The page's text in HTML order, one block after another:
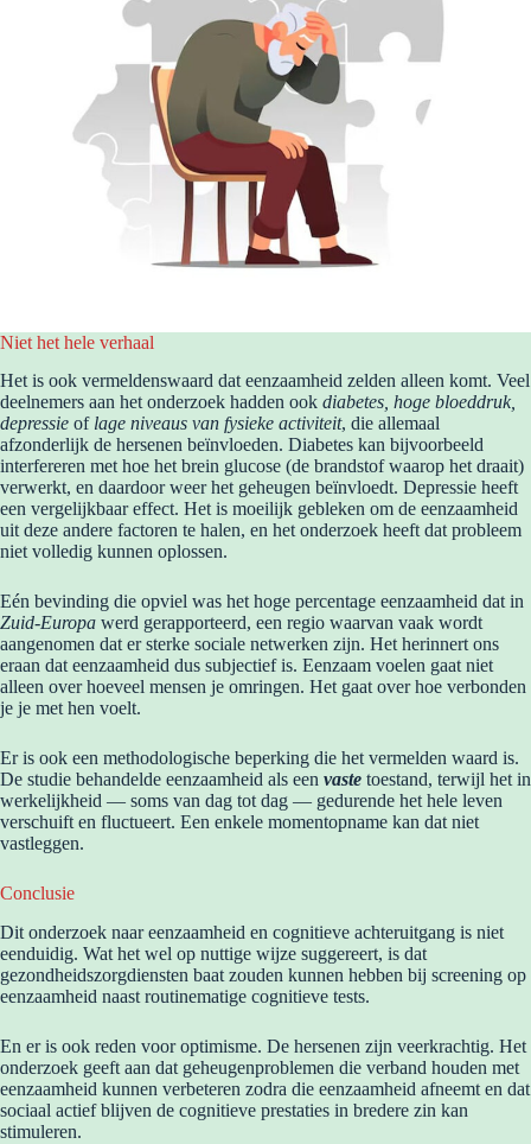
Niet het hele verhaal
Het is ook vermeldenswaard dat eenzaamheid zelden alleen komt. Veel
deelnemers aan het onderzoek hadden ook diabetes, hoge bloeddruk,
depressie of lage niveaus van fysieke activiteit, die allemaal
afzonderlijk de hersenen beïnvloeden. Diabetes kan bijvoorbeeld
interfereren met hoe het brein glucose (de brandstof waarop het draait)
verwerkt, en daardoor weer het geheugen beïnvloedt. Depressie heeft
een vergelijkbaar effect. Het is moeilijk gebleken om de eenzaamheid
uit deze andere factoren te halen, en het onderzoek heeft dat probleem
niet volledig kunnen oplossen.
Eén bevinding die opviel was het hoge percentage eenzaamheid dat in
Zuid-Europa werd gerapporteerd, een regio waarvan vaak wordt
aangenomen dat er sterke sociale netwerken zijn. Het herinnert ons
eraan dat eenzaamheid dus subjectief is. Eenzaam voelen gaat niet
alleen over hoeveel mensen je omringen. Het gaat over hoe verbonden
je je met hen voelt.
Er is ook een methodologische beperking die het vermelden waard is.
De studie behandelde eenzaamheid als een vaste toestand, terwijl het in
werkelijkheid — soms van dag tot dag — gedurende het hele leven
verschuift en fluctueert. Een enkele momentopname kan dat niet
vastleggen.
Conclusie
Dit onderzoek naar eenzaamheid en cognitieve achteruitgang is niet
eenduidig. Wat het wel op nuttige wijze suggereert, is dat
gezondheidszorgdiensten baat zouden kunnen hebben bij screening op
eenzaamheid naast routinematige cognitieve tests.
En er is ook reden voor optimisme. De hersenen zijn veerkrachtig. Het
onderzoek geeft aan dat geheugenproblemen die verband houden met
eenzaamheid kunnen verbeteren zodra die eenzaamheid afneemt en dat
sociaal actief blijven de cognitieve prestaties in bredere zin kan
stimuleren.